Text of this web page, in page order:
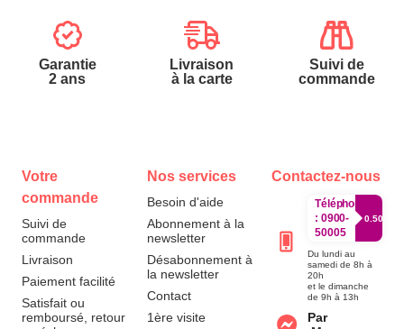
Garantie
2 ans
Livraison
à la carte
Suivi de
commande
Votre
commande
Suivi de
commande
Livraison
Paiement facilité
Satisfait ou
remboursé, retour
Nos services
Besoin d'aide
Abonnement à la
newsletter
Désabonnement à
la newsletter
Contact
1ère visite
Contactez-nous
Téléphone
: 0900-
50005
0.50€/
Du lundi au
samedi de 8h à
20h
et le dimanche
de 9h à 13h
Par